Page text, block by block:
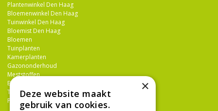
Plantenwinkel Den Haag
Bloemenwinkel Den Haag
Tuinwinkel Den Haag
Bloemist Den Haag
Bloemen
Tuinplanten
Kamerplanten
Gazononderhoud
Meststoffen
Bestrijdingsmiddelen
Tuingereedschap
Potterie
×
Deze website maakt
gebruik van cookies.